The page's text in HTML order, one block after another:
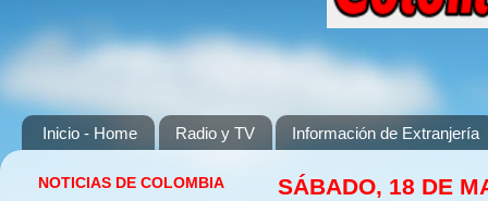
Inicio - Home Radio y TV Información de Extranjería
SÁBADO, 18 DE
NOTICIAS DE COLOMBIA